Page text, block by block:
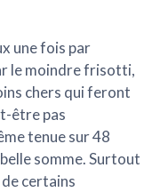
une fois par
le moindre frisotti,
chers qui feront
être pas
tenue sur 48
somme. Surtout
certains